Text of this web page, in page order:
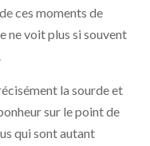
ces moments de
ne voit plus si souvent
la sourde et
sur le point de
qui sont autant